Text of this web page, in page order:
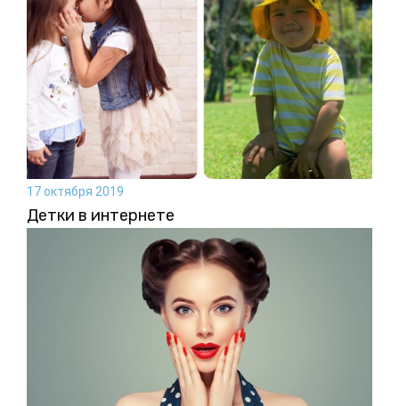
17 октября 2019
Детки в интернете